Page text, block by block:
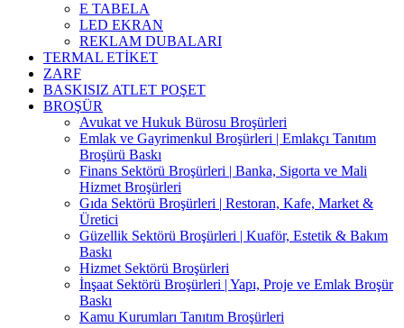
E TABELA
LED EKRAN
REKLAM DUBALARI
TERMAL ETİKET
ZARF
BASKISIZ ATLET POŞET
BROŞÜR
Avukat ve Hukuk Bürosu Broşürleri
Emlak ve Gayrimenkul Broşürleri | Emlakçı Tanıtım
Broşürü Baskı
Finans Sektörü Broşürleri | Banka, Sigorta ve Mali
Hizmet Broşürleri
Gıda Sektörü Broşürleri | Restoran, Kafe, Market &
Üretici
Güzellik Sektörü Broşürleri | Kuaför, Estetik & Bakım
Baskı
Hizmet Sektörü Broşürleri
İnşaat Sektörü Broşürleri | Yapı, Proje ve Emlak Broşür
Baskı
Kamu Kurumları Tanıtım Broşürleri